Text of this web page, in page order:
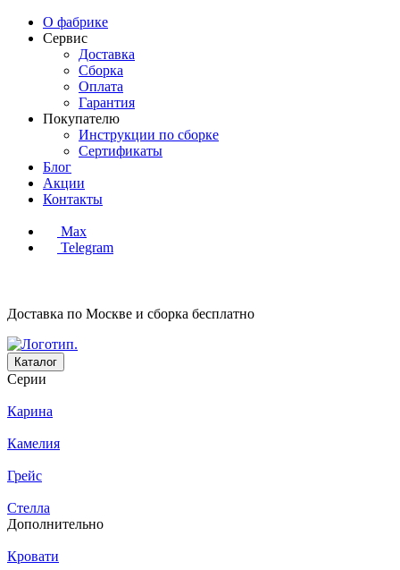
О фабрике
Сервис
Доставка
Сборка
Оплата
Гарантия
Покупателю
Инструкции по сборке
Сертификаты
Блог
Акции
Контакты
Max
Telegram
Доставка по Москве и сборка бесплатно
Каталог
Серии
Карина
Камелия
Грейс
Стелла
Дополнительно
Кровати